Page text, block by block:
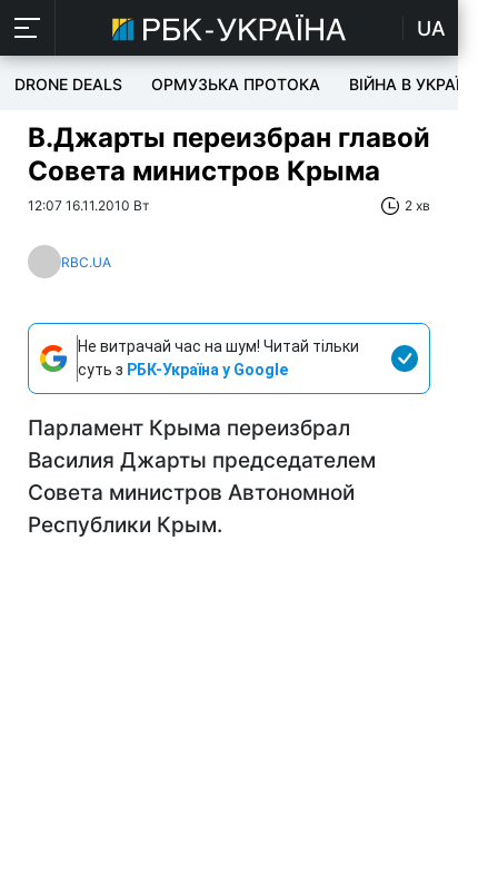
UA
DRONE DEALS ОРМУЗЬКА ПРОТОКА ВІЙНА В УКРАЇНІ
В.Джарты переизбран главой
Совета министров Крыма
12:07 16.11.2010 Вт 2 хв
RBC.UA
Не витрачай час на шум! Читай тільки
суть з РБК-Україна у Google
Парламент Крыма переизбрал
Василия Джарты председателем
Совета министров Автономной
Республики Крым.